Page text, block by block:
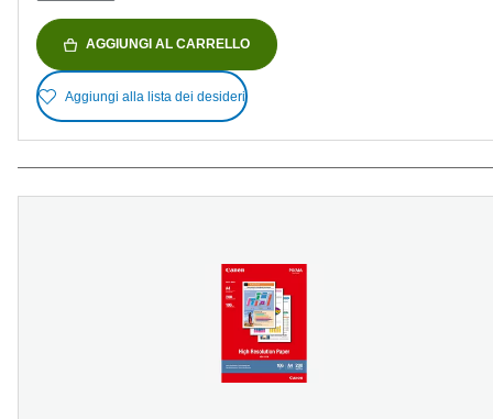
AGGIUNGI AL CARRELLO
Aggiungi alla lista dei desideri